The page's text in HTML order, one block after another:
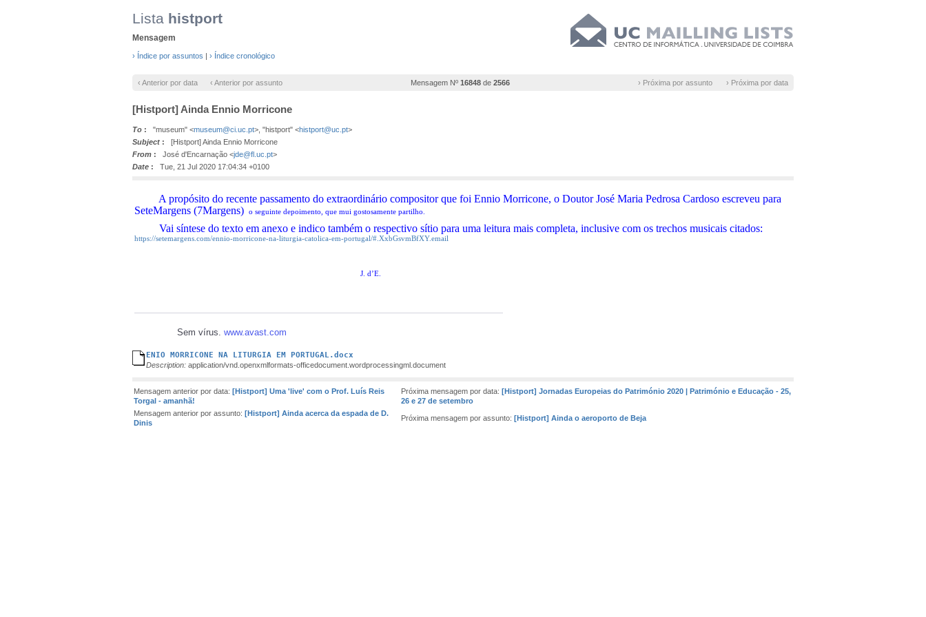
Lista histport
Mensagem
› Índice por assuntos | › Índice cronológico
‹ Anterior por data ‹ Anterior por assunto Mensagem Nº 16848 de 2566 › Próxima por assunto › Próxima por data
[Histport] Ainda Ennio Morricone
To : "museum" <museum@ci.uc.pt>, "histport" <histport@uc.pt>
Subject : [Histport] Ainda Ennio Morricone
From : José d'Encarnação <jde@fl.uc.pt>
Date : Tue, 21 Jul 2020 17:04:34 +0100
A propósito do recente passamento do extraordinário compositor que foi Ennio Morricone, o Doutor José Maria Pedrosa Cardoso escreveu para
SeteMargens (7Margens) o seguinte depoimento, que mui gostosamente partilho.
Vai síntese do texto em anexo e indico também o respectivo sítio para uma leitura mais completa, inclusive com os trechos musicais citados:
https://setemargens.com/ennio-morricone-na-liturgia-catolica-em-portugal/#.XxbGsvmBfXY.email
J. d’E.
Sem vírus. www.avast.com
ENIO MORRICONE NA LITURGIA EM PORTUGAL.docx
Description: application/vnd.openxmlformats-officedocument.wordprocessingml.document
Mensagem anterior por data: [Histport] Uma 'live' com o Prof. Luís Reis
Torgal - amanhã!
Próxima mensagem por data: [Histport] Jornadas Europeias do Património 2020 | Património e Educação - 25,
26 e 27 de setembro
Mensagem anterior por assunto: [Histport] Ainda acerca da espada de D.
Dinis
Próxima mensagem por assunto: [Histport] Ainda o aeroporto de Beja